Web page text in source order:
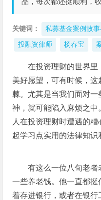
关键词： 私募基金案例故
投融资律师 杨春宝
在投资理财的世界里
美好愿望，可有时候，这
棘。尤其是当我们面对
神，就可能陷入麻烦之
人在投资理财时遭遇的
起学习点实用的法律知识
有这么一位八旬老者
一些养老钱。他一直都
着存进银行，或者在银